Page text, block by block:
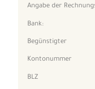
Angabe der
Bank:
Begünstigter
Kontonummer
BLZ 690